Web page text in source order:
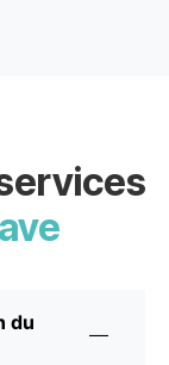
du